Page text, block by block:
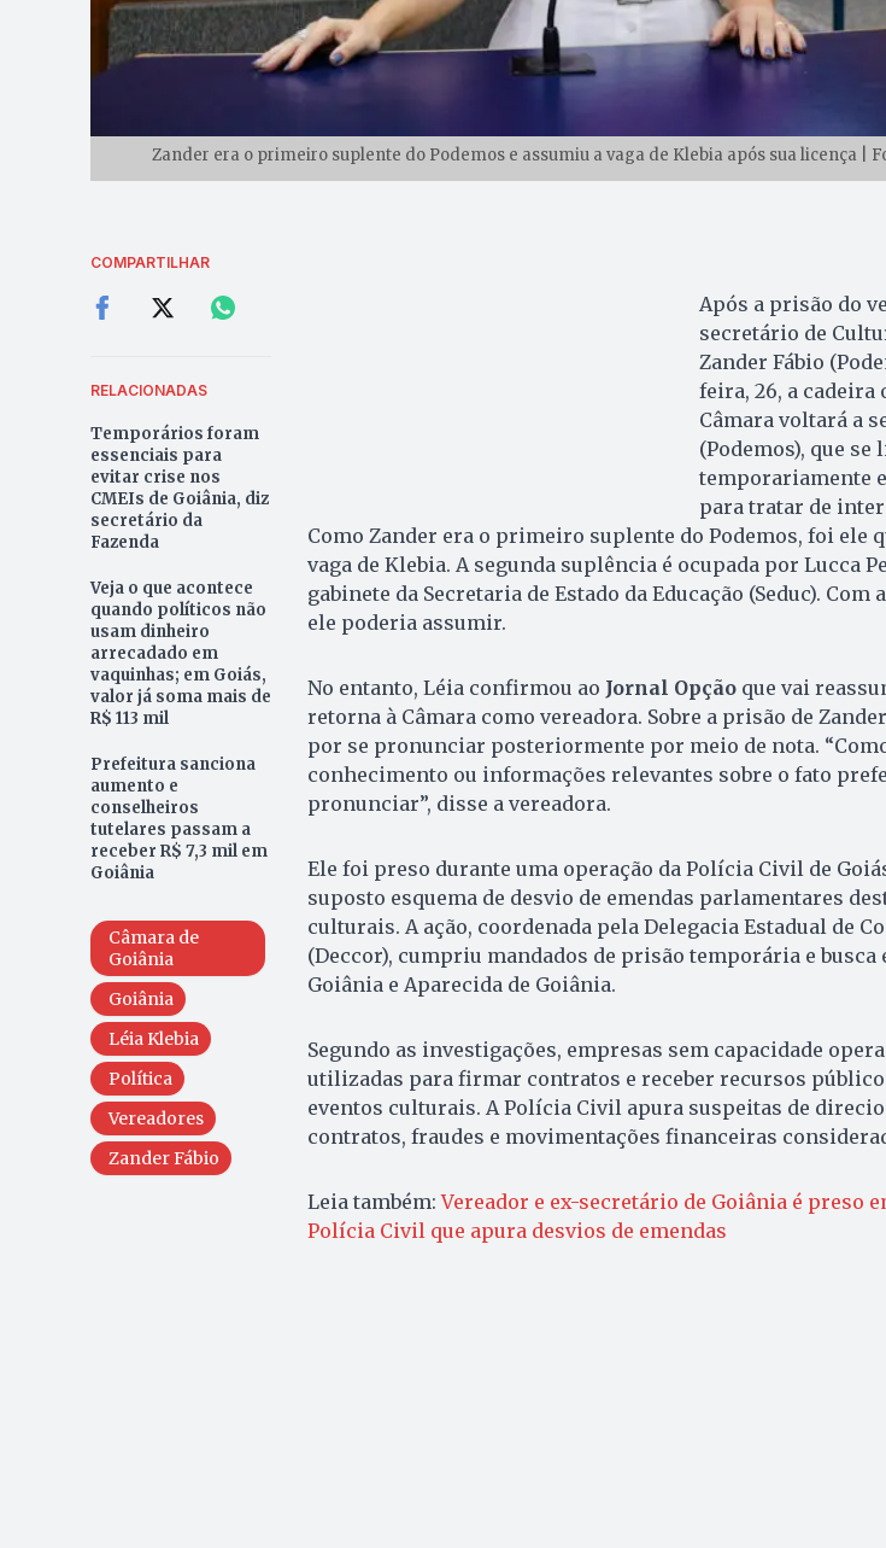
Zander era o primeiro suplente do Podemos e assumiu a vaga de Klebia após sua licença |
COMPARTILHAR
RELACIONADAS
Temporários foram
essenciais para
evitar crise nos
CMEIs de Goiânia, diz
secretário da
Fazenda
Veja o que acontece
quando políticos não
usam dinheiro
arrecadado em
vaquinhas; em Goiás,
valor já soma mais de
R$ 113 mil
Prefeitura sanciona
aumento e
conselheiros
tutelares passam a
receber R$ 7,3 mil em
Goiânia
Câmara de
Goiânia
Goiânia
Léia Klebia
Política
Vereadores
Zander Fábio
Após a prisão do
secretário de
Zander Fábio
feira, 26, a cadeira
Câmara voltará a
(Podemos), que se
temporariamente
para tratar de
Como Zander era o primeiro suplente do Podemos, foi ele
vaga de Klebia. A segunda suplência é ocupada por Lucca
gabinete da Secretaria de Estado da Educação (Seduc). Com
ele poderia assumir.
No entanto, Léia confirmou ao Jornal Opção que vai
retorna à Câmara como vereadora. Sobre a prisão de
por se pronunciar posteriormente por meio de nota.
conhecimento ou informações relevantes sobre o fato
pronunciar”, disse a vereadora.
Ele foi preso durante uma operação da Polícia Civil de
suposto esquema de desvio de emendas parlamentares
culturais. A ação, coordenada pela Delegacia Estadual de
(Deccor), cumpriu mandados de prisão temporária e busca
Goiânia e Aparecida de Goiânia.
Segundo as investigações, empresas sem capacidade
utilizadas para firmar contratos e receber recursos
eventos culturais. A Polícia Civil apura suspeitas de
contratos, fraudes e movimentações financeiras
Leia também:Vereador e ex-secretário de Goiânia é preso
Polícia Civil que apura desvios de emendas